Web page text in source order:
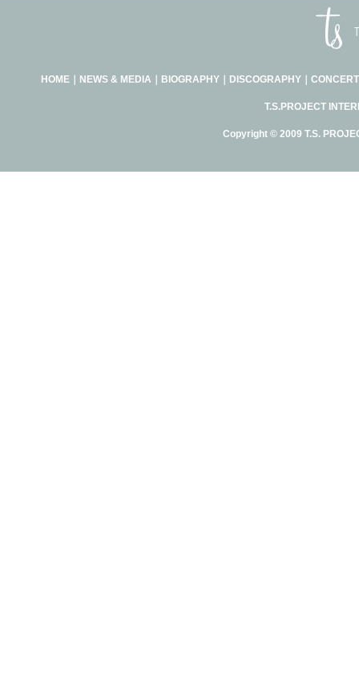
HOME｜ NEWS & MEDIA BIOGRAPHY｜ DISCOGRAPHY｜
T.S.PROJECT
Copyright © 2009 T.S.